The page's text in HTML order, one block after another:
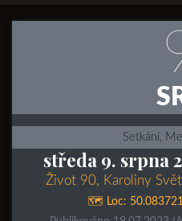
Setkání,
středa 9. srpna
Život 90, Karoliny
🗺️ Loc: